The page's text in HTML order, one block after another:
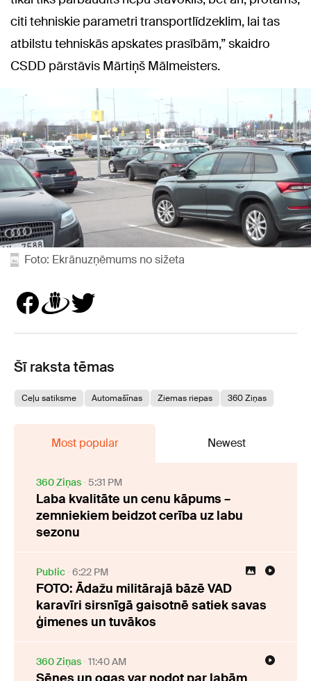
citi tehniskie parametri transportlīdzeklim, lai tas
atbilstu tehniskās apskates prasībām,” skaidro
CSDD pārstāvis Mārtiņš Mālmeisters.
Foto: Ekrānuzņēmums no sižeta
Šī raksta tēmas
Ceļu satiksme Automašīnas Ziemas riepas 360 Ziņas
Most popular Newest
360 Ziņas 5:31 PM
Laba kvalitāte un cenu kāpums –
zemniekiem beidzot cerība uz labu
sezonu
Public 6:22 PM
FOTO: Ādažu militārajā bāzē VAD
karavīri sirsnīgā gaisotnē satiek savas
ģimenes un tuvākos
360 Ziņas 11:40 AM